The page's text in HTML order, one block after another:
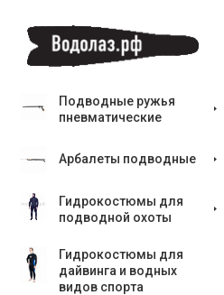
Подводные ружья
пневматические
Арбалеты подводные
Гидрокостюмы для
подводной охоты
Гидрокостюмы для
дайвинга и водных
видов спорта